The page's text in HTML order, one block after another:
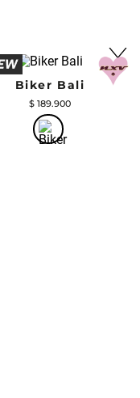
Biker Bali
$ 189.900